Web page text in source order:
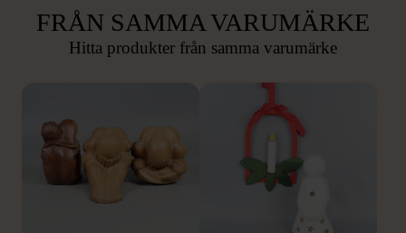
FRÅN SAMMA VARUMÄRKE
Hitta produkter från samma varumärke